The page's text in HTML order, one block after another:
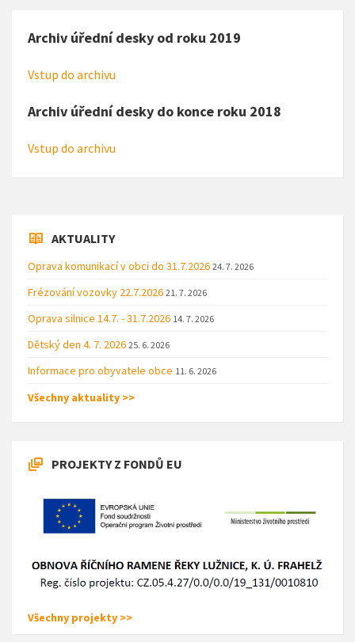
Archiv úřední desky od roku 2019
Vstup do archivu
Archiv úřední desky do konce roku 2018
Vstup do archivu
AKTUALITY
Oprava komunikací v obci do 31.7.2026 24. 7. 2026
Frézování vozovky 22.7.2026 21. 7. 2026
Oprava silnice 14.7. - 31.7.2026 14. 7. 2026
Dětský den 4. 7. 2026 25. 6. 2026
Informace pro obyvatele obce 11. 6. 2026
Všechny aktuality >>
PROJEKTY Z FONDŮ EU
Všechny projekty >>